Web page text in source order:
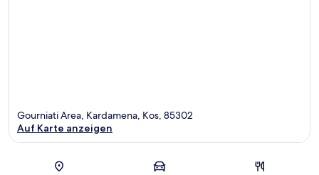
Karte
Gourniati Area, Kardamena, Kos, 85302
Auf Karte anzeigen